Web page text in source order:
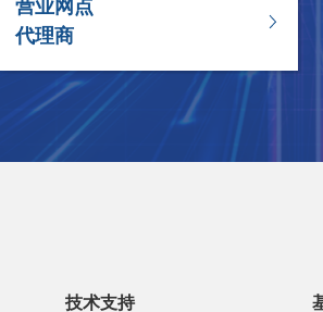
营业网点
代理商
技术支持